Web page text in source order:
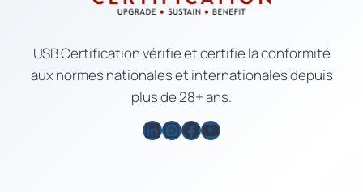
USB Certification vérifie et certifie la conformité
aux normes nationales et internationales depuis
plus de 28+ ans.
LinkedIn
Instagram
Facebook
YouTube